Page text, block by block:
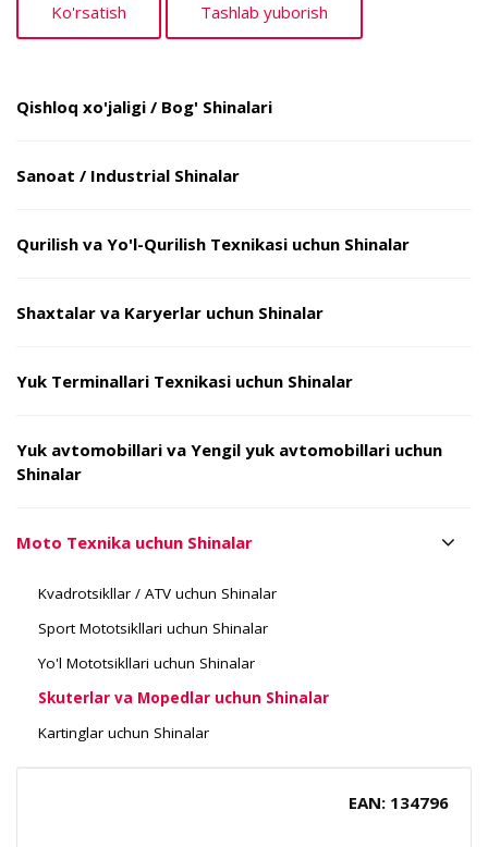
Qishloq xo'jaligi / Bog' Shinalari
Sanoat / Industrial Shinalar
Qurilish va Yo'l-Qurilish Texnikasi uchun Shinalar
Shaxtalar va Karyerlar uchun Shinalar
Yuk Terminallari Texnikasi uchun Shinalar
Yuk avtomobillari va Yengil yuk avtomobillari uchun
Shinalar
Moto Texnika uchun Shinalar
Kvadrotsikllar / ATV uchun Shinalar
Sport Mototsikllari uchun Shinalar
Yo'l Mototsikllari uchun Shinalar
Skuterlar va Mopedlar uchun Shinalar
Kartinglar uchun Shinalar
EAN: 134796